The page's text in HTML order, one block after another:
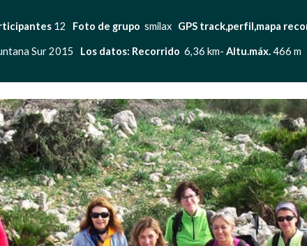
12 Foto de grupo smilax GPS track,perfil,mapa
Sur 2015 Los datos: Recorrido 6,36 km- Altu.máx. 466 m